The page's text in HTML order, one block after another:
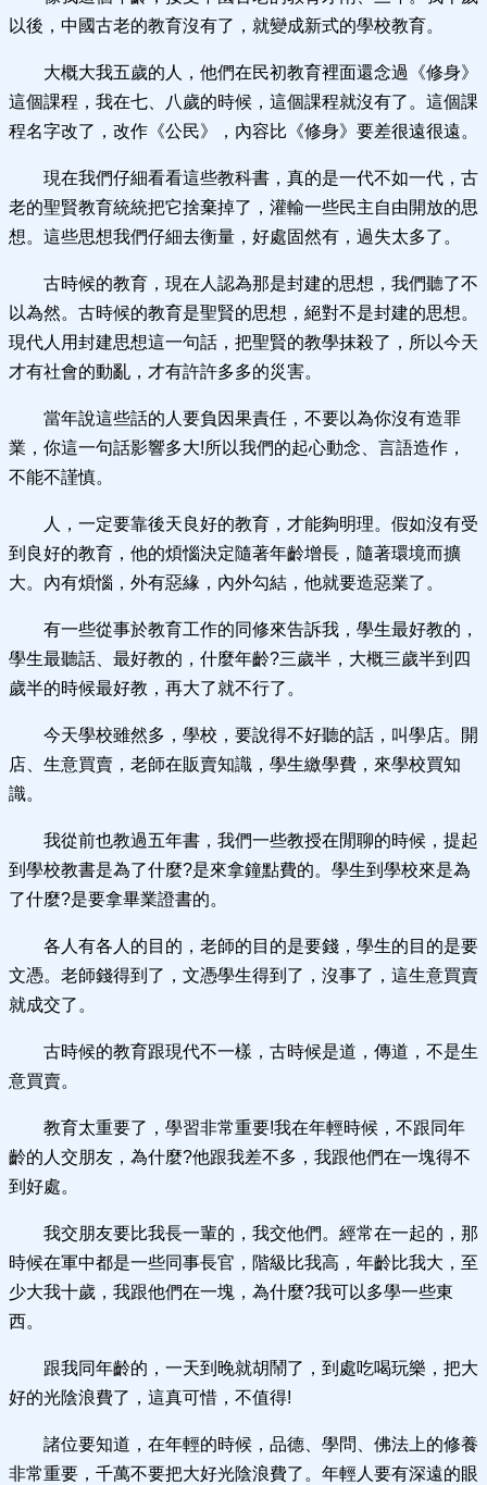
以後，中國古老的教育沒有了，就變成新式的學校教育。
大概大我五歲的人，他們在民初教育裡面還念過《修身》
這個課程，我在七、八歲的時候，這個課程就沒有了。這個課
程名字改了，改作《公民》，內容比《修身》要差很遠很遠。
現在我們仔細看看這些教科書，真的是一代不如一代，古
老的聖賢教育統統把它捨棄掉了，灌輸一些民主自由開放的思
想。這些思想我們仔細去衡量，好處固然有，過失太多了。
古時候的教育，現在人認為那是封建的思想，我們聽了不
以為然。古時候的教育是聖賢的思想，絕對不是封建的思想。
現代人用封建思想這一句話，把聖賢的教學抹殺了，所以今天
才有社會的動亂，才有許許多多的災害。
當年說這些話的人要負因果責任，不要以為你沒有造罪
業，你這一句話影響多大!所以我們的起心動念、言語造作，
不能不謹慎。
人，一定要靠後天良好的教育，才能夠明理。假如沒有受
到良好的教育，他的煩惱決定隨著年齡增長，隨著環境而擴
大。內有煩惱，外有惡緣，內外勾結，他就要造惡業了。
有一些從事於教育工作的同修來告訴我，學生最好教的，
學生最聽話、最好教的，什麼年齡?三歲半，大概三歲半到四
歲半的時候最好教，再大了就不行了。
今天學校雖然多，學校，要說得不好聽的話，叫學店。開
店、生意買賣，老師在販賣知識，學生繳學費，來學校買知
識。
我從前也教過五年書，我們一些教授在閒聊的時候，提起
到學校教書是為了什麼?是來拿鐘點費的。學生到學校來是為
了什麼?是要拿畢業證書的。
各人有各人的目的，老師的目的是要錢，學生的目的是要
文憑。老師錢得到了，文憑學生得到了，沒事了，這生意買賣
就成交了。
古時候的教育跟現代不一樣，古時候是道，傳道，不是生
意買賣。
教育太重要了，學習非常重要!我在年輕時候，不跟同年
齡的人交朋友，為什麼?他跟我差不多，我跟他們在一塊得不
到好處。
我交朋友要比我長一輩的，我交他們。經常在一起的，那
時候在軍中都是一些同事長官，階級比我高，年齡比我大，至
少大我十歲，我跟他們在一塊，為什麼?我可以多學一些東
西。
跟我同年齡的，一天到晚就胡鬧了，到處吃喝玩樂，把大
好的光陰浪費了，這真可惜，不值得!
諸位要知道，在年輕的時候，品德、學問、佛法上的修養
非常重要，千萬不要把大好光陰浪費了。年輕人要有深遠的眼